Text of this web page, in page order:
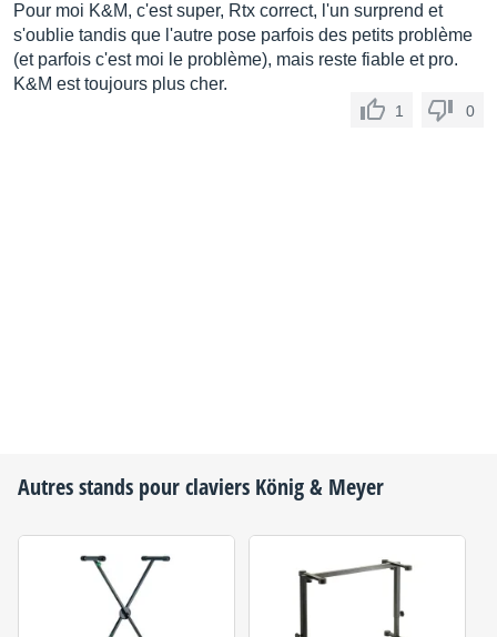
Pour moi K&M, c'est super, Rtx correct, l'un surprend et
s'oublie tandis que l'autre pose parfois des petits problème
(et parfois c'est moi le problème), mais reste fiable et pro.
K&M est toujours plus cher.
1 0
Autres stands pour claviers König & Meyer